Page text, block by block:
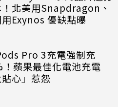
！北美用Snapdragon、
Exynos 優缺點曝
Pro 3充電強制充
蘋果最佳化電池充電
貼心」惹怨